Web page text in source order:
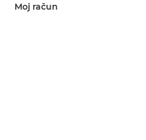
Moj račun